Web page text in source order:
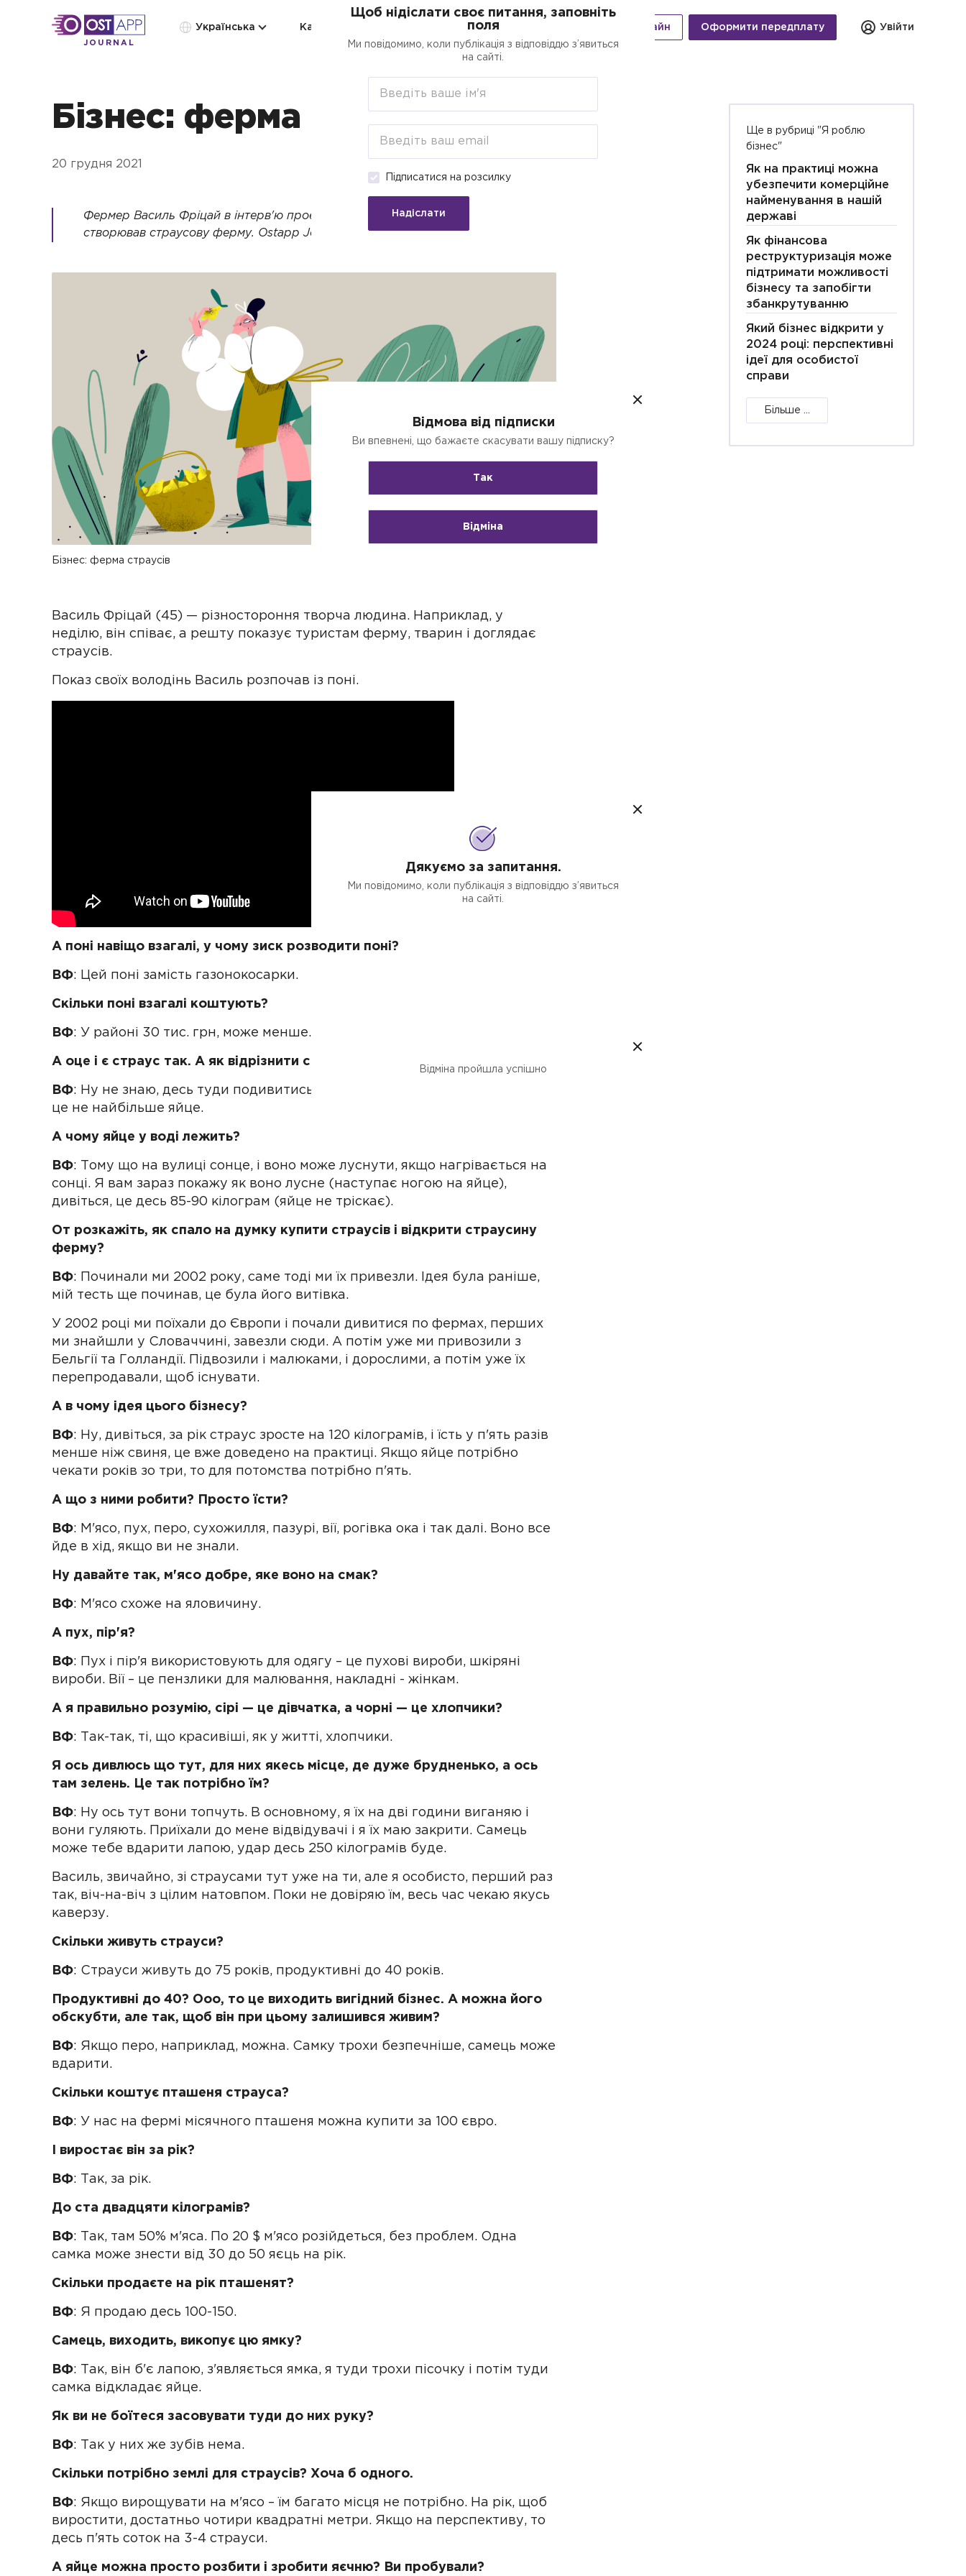
JOURNAL
Українська Категорії Кредити для бізнесу онлайн Оформити передплату Увійти
Бізнес: ферма страусів
20 грудня 2021
Фермер Василь Фріцай в інтерв'ю проекту «Я роблю бізнес!» розповів, як
створював страусову ферму. Ostapp Journal публікує найцікавіше з розмови.
Бізнес: ферма страусів
Василь Фріцай (45) — різностороння творча людина. Наприклад, у
неділю, він співає, а решту показує туристам ферму, тварин і доглядає
страусів.
Показ своїх володінь Василь розпочав із поні.
А поні навіщо взагалі, у чому зиск розводити поні?
ВФ: Цей поні замість газонокосарки.
Скільки поні взагалі коштують?
ВФ: У районі 30 тис. грн, може менше.
А оце і є страус так. А як відрізнити самця від самки?
ВФ: Ну не знаю, десь туди подивитись, під хутро:) Ось такі яйця несуть,
це не найбільше яйце.
А чому яйце у воді лежить?
ВФ: Тому що на вулиці сонце, і воно може луснути, якщо нагрівається на
сонці. Я вам зараз покажу як воно лусне (наступає ногою на яйце),
дивіться, це десь 85-90 кілограм (яйце не тріскає).
От розкажіть, як спало на думку купити страусів і відкрити страусину
ферму?
ВФ: Починали ми 2002 року, саме тоді ми їх привезли. Ідея була раніше,
мій тесть ще починав, це була його витівка.
У 2002 році ми поїхали до Європи і почали дивитися по фермах, перших
ми знайшли у Словаччині, завезли сюди. А потім уже ми привозили з
Бельгії та Голландії. Підвозили і малюками, і дорослими, а потім уже їх
перепродавали, щоб існувати.
А в чому ідея цього бізнесу?
ВФ: Ну, дивіться, за рік страус зросте на 120 кілограмів, і їсть у п'ять разів
менше ніж свиня, це вже доведено на практиці. Якщо яйце потрібно
чекати років зо три, то для потомства потрібно п'ять.
А що з ними робити? Просто їсти?
ВФ: М'ясо, пух, перо, сухожилля, пазурі, вії, рогівка ока і так далі. Воно все
йде в хід, якщо ви не знали.
Ну давайте так, м'ясо добре, яке воно на смак?
ВФ: М'ясо схоже на яловичину.
А пух, пір'я?
ВФ: Пух і пір'я використовують для одягу – це пухові вироби, шкіряні
вироби. Вії – це пензлики для малювання, накладні - жінкам.
А я правильно розумію, сірі — це дівчатка, а чорні — це хлопчики?
ВФ: Так-так, ті, що красивіші, як у житті, хлопчики.
Я ось дивлюсь що тут, для них якесь місце, де дуже брудненько, а ось
там зелень. Це так потрібно їм?
ВФ: Ну ось тут вони топчуть. В основному, я їх на дві години виганяю і
вони гуляють. Приїхали до мене відвідувачі і я їх маю закрити. Самець
може тебе вдарити лапою, удар десь 250 кілограмів буде.
Василь, звичайно, зі страусами тут уже на ти, але я особисто, перший раз
так, віч-на-віч з цілим натовпом. Поки не довіряю їм, весь час чекаю якусь
каверзу.
Скільки живуть страуси?
ВФ: Страуси живуть до 75 років, продуктивні до 40 років.
Продуктивні до 40? Ооо, то це виходить вигідний бізнес. А можна його
обскубти, але так, щоб він при цьому залишився живим?
ВФ: Якщо перо, наприклад, можна. Самку трохи безпечніше, самець може
вдарити.
Скільки коштує пташеня страуса?
ВФ: У нас на фермі місячного пташеня можна купити за 100 євро.
І виростає він за рік?
ВФ: Так, за рік.
До ста двадцяти кілограмів?
ВФ: Так, там 50% м'яса. По 20 $ м'ясо розійдеться, без проблем. Одна
самка може знести від 30 до 50 яєць на рік.
Скільки продаєте на рік пташенят?
ВФ: Я продаю десь 100-150.
Самець, виходить, викопує цю ямку?
ВФ: Так, він б'є лапою, з'являється ямка, я туди трохи пісочку і потім туди
самка відкладає яйце.
Як ви не боїтеся засовувати туди до них руку?
ВФ: Так у них же зубів нема.
Скільки потрібно землі для страусів? Хоча б одного.
ВФ: Якщо вирощувати на м'ясо – їм багато місця не потрібно. На рік, щоб
виростити, достатньо чотири квадратні метри. Якщо на перспективу, то
десь п'ять соток на 3-4 страуси.
А яйце можна просто розбити і зробити яєчню? Ви пробували?
Ще в рубриці "Я роблю
бізнес"
Як на практиці можна
убезпечити комерційне
найменування в нашій
державі
Як фінансова
реструктуризація може
підтримати можливості
бізнесу та запобігти
збанкрутуванню
Який бізнес відкрити у
2024 році: перспективні
ідеї для особистої
справи
Більше ...
Щоб нідіслати своє питання, заповніть
поля
Ми повідомимо, коли публікація з відповіддю з’явиться
на сайті.
Підписатися на розсилку
Надіслати
Дякуємо за запитання.
Ми повідомимо, коли публікація з відповіддю з’явиться
на сайті.
Відмова від підписки
Ви впевнені, що бажаєте скасувати вашу підписку?
Так
Відміна
Відміна пройшла успішно